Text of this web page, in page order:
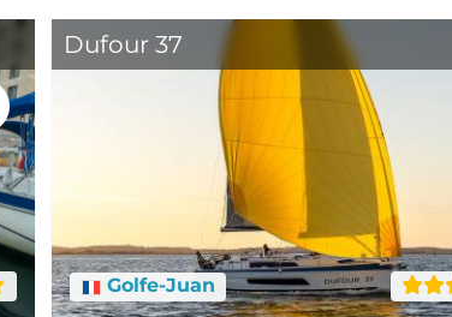
Dufour 37
Golfe-Juan